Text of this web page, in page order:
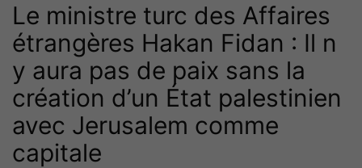
Le ministre turc des Affaires
étrangères Hakan Fidan : Il n
y aura pas de paix sans la
création d’un État palestinien
avec Jerusalem comme
capitale